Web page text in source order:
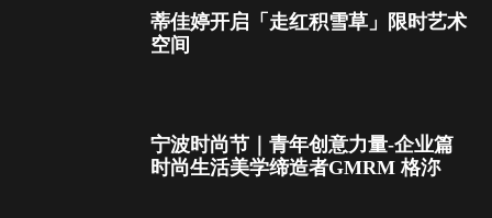
蒂佳婷开启「走红积雪草」限时艺术
空间
宁波时尚节｜青年创意力量-企业篇
时尚生活美学缔造者GMRM 格沵